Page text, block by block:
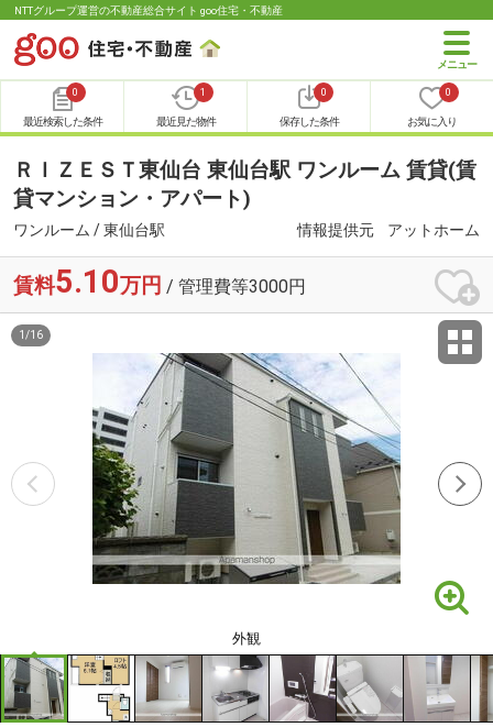
NTTグループ運営の不動産総合サイト goo住宅・不動産
0
最近検索した条件
1
最近見た物件
0
保存した条件
0
お気に入り
ＲＩＺＥＳＴ東仙台 東仙台駅 ワンルーム 賃貸(賃
貸マンション・アパート)
ワンルーム / 東仙台駅 情報提供元 アットホーム
賃料5.10万円 / 管理費等3000円
外観
1 /16